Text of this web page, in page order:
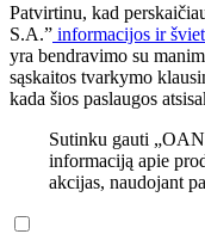
Patvirtinu, kad
S.A.” informacijos ir
yra bendravimo su
sąskaitos tvarkymo
kada šios paslaugos
Sutinku gauti
informaciją apie
akcijas, naudojant